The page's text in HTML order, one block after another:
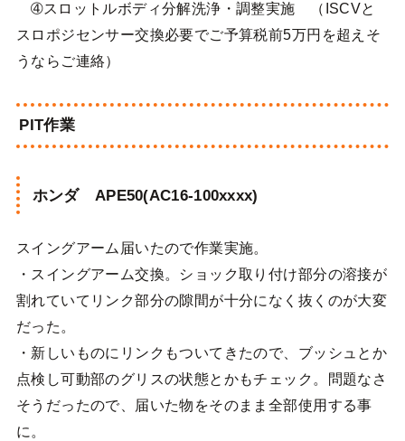
➃スロットルボディ分解洗浄・調整実施 （ISCVと
スロポジセンサー交換必要でご予算税前5万円を超えそ
うならご連絡）
PIT作業
ホンダ APE50(AC16-100xxxx)
スイングアーム届いたので作業実施。
・スイングアーム交換。ショック取り付け部分の溶接が
割れていてリンク部分の隙間が十分になく抜くのが大変
だった。
・新しいものにリンクもついてきたので、ブッシュとか
点検し可動部のグリスの状態とかもチェック。問題なさ
そうだったので、届いた物をそのまま全部使用する事
に。